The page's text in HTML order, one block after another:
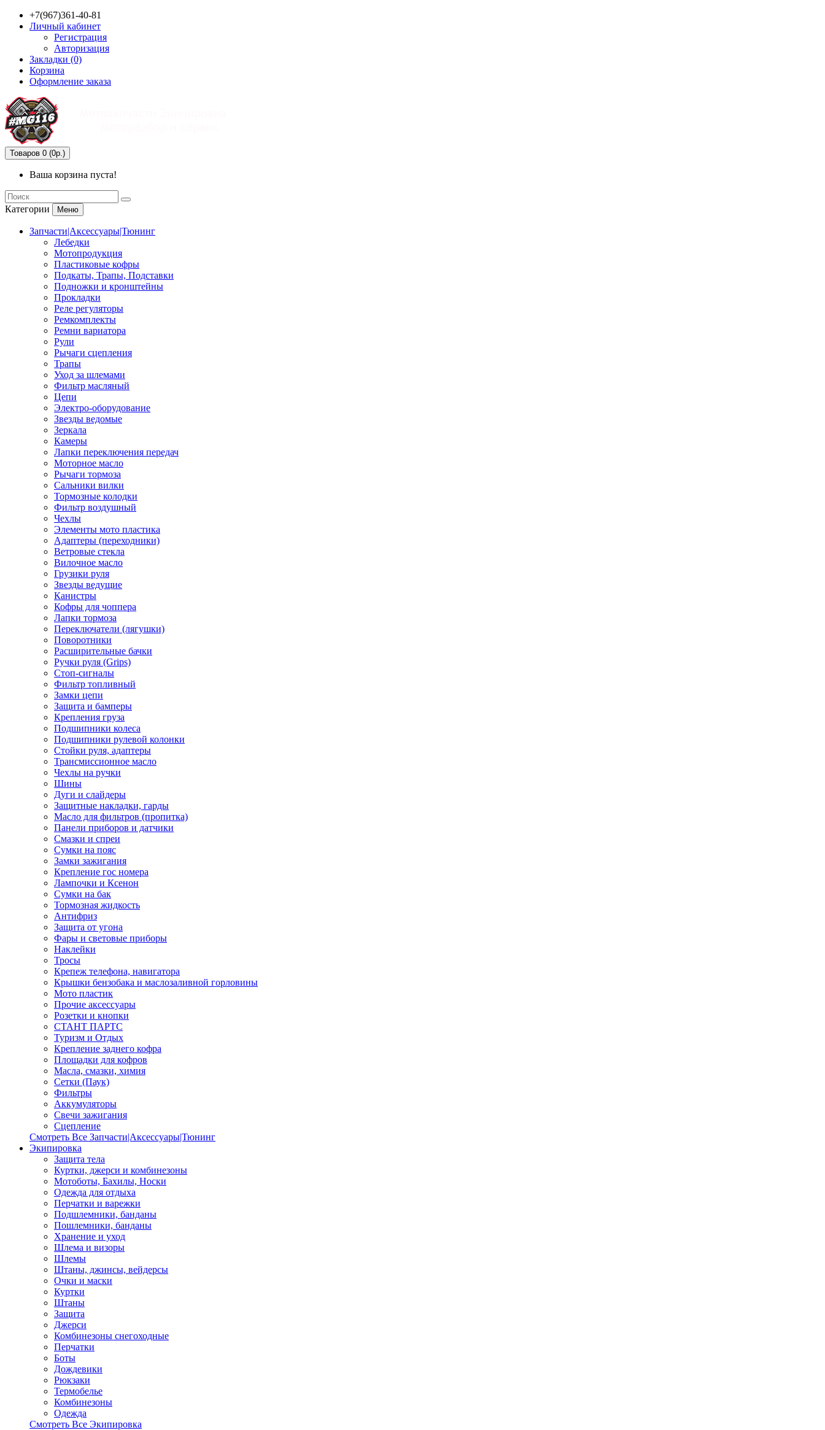
+7(967)361-40-81
Личный кабинет
Регистрация
Авторизация
Закладки (0)
Корзина
Оформление заказа
Товаров 0 (0р.)
Ваша корзина пуста!
Категории Меню
Запчасти|Аксессуары|Тюнинг
Лебедки
Мотопродукция
Пластиковые кофры
Подкаты, Трапы, Подставки
Подножки и кронштейны
Прокладки
Реле регуляторы
Ремкомплекты
Ремни вариатора
Рули
Рычаги сцепления
Трапы
Уход за шлемами
Фильтр масляный
Цепи
Электро-оборудование
Звезды ведомые
Зеркала
Камеры
Лапки переключения передач
Моторное масло
Рычаги тормоза
Сальники вилки
Тормозные колодки
Фильтр воздушный
Чехлы
Элементы мото пластика
Адаптеры (переходники)
Ветровые стекла
Вилочное масло
Грузики руля
Звезды ведущие
Канистры
Кофры для чоппера
Лапки тормоза
Переключатели (лягушки)
Поворотники
Расширительные бачки
Ручки руля (Grips)
Стоп-сигналы
Фильтр топливный
Замки цепи
Защита и бамперы
Крепления груза
Подшипники колеса
Подшипники рулевой колонки
Стойки руля, адаптеры
Трансмиссионное масло
Чехлы на ручки
Шины
Дуги и слайдеры
Защитные накладки, гарды
Масло для фильтров (пропитка)
Панели приборов и датчики
Смазки и спреи
Сумки на пояс
Замки зажигания
Крепление гос номера
Лампочки и Ксенон
Сумки на бак
Тормозная жидкость
Антифриз
Защита от угона
Фары и световые приборы
Наклейки
Тросы
Крепеж телефона, навигатора
Крышки бензобака и маслозаливной горловины
Мото пластик
Прочие аксессуары
Розетки и кнопки
СТАНТ ПАРТС
Туризм и Отдых
Крепление заднего кофра
Площадки для кофров
Масла, смазки, химия
Сетки (Паук)
Фильтры
Аккумуляторы
Свечи зажигания
Сцепление
Смотреть Все Запчасти|Аксессуары|Тюнинг
Экипировка
Защита тела
Куртки, джерси и комбинезоны
Мотоботы, Бахилы, Носки
Одежда для отдыха
Перчатки и варежки
Подшлемники, банданы
Пошлемники, банданы
Хранение и уход
Шлема и визоры
Шлемы
Штаны, джинсы, вейдерсы
Очки и маски
Куртки
Штаны
Защита
Джерси
Комбинезоны снегоходные
Перчатки
Боты
Дождевики
Рюкзаки
Термобелье
Комбинезоны
Одежда
Смотреть Все Экипировка